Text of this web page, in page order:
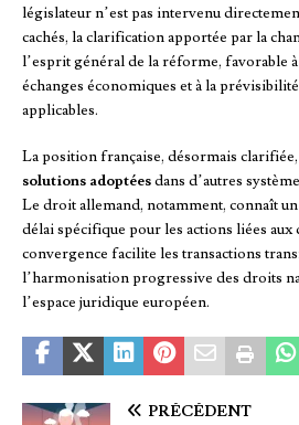
législateur n’est pas intervenu
cachés, la clarification apportée par la
l’esprit général de la réforme, favorable
échanges économiques et à la
applicables.
La position française, désormais
solutions adoptéesdans d’autres
Le droit allemand, notamment, connaît
délai spécifique pour les actions liées aux
convergence facilite les transactions
l’harmonisation progressive des droits
l’espace juridique européen.
PRÉCÉDENT